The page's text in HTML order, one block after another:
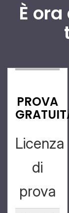
È
PROVA
Licenza
di
prova